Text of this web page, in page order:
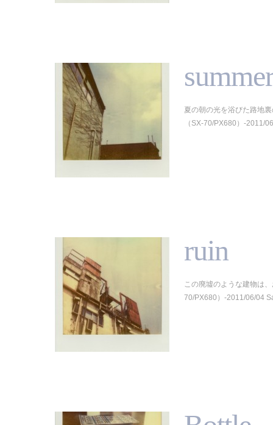
夏の朝の光を浴びた路地
（SX-70/PX680）-2011/
ruin
この廃墟のような建物は
70/PX680）-2011/06/04